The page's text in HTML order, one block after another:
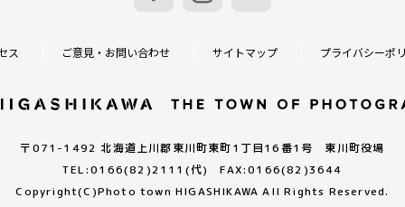
ス ご意見・お問い合わせ サイトマップ プライバシーポ
〒071-1492 北海道上川郡東川町東町1丁目16番1号 東川町役場
TEL:0166(82)2111(代) FAX:0166(82)3644
Copyright(C)Photo town HIGASHIKAWA All Rights Reserved.